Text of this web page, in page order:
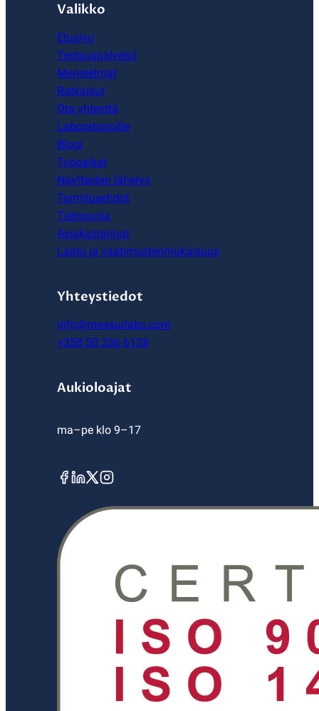
Valikko
Etusivu
Testauspalvelut
Menetelmät
Ratkaisut
Ota yhteyttä
Laboratorioille
Blogi
Työpaikat
Näytteiden lähetys
Toimitusehdot
Tietosuoja
Asiakastarinat
Laatu ja vaatimustenmukaisuus
Yhteystiedot
info@measurlabs.com
+358 50 336 6128
Aukioloajat
ma–pe klo 9–17